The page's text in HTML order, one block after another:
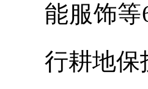
能服饰
行耕地保